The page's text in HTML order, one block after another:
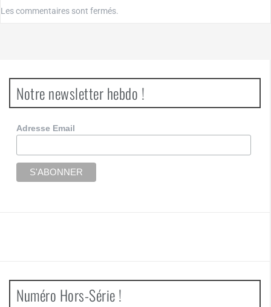
Les commentaires sont fermés.
Notre newsletter hebdo !
Adresse Email
Numéro Hors-Série !